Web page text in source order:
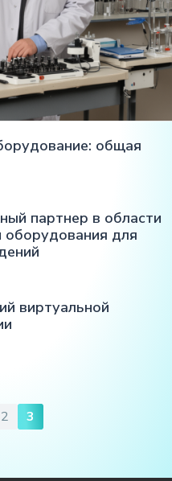
общая
партнер в области
для
виртуальной
Пагинация
2 3